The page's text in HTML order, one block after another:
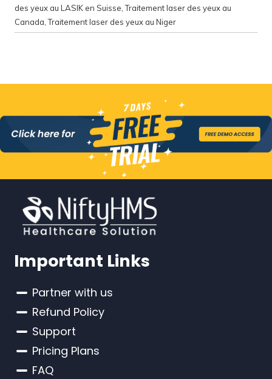
des yeux au LASIK en Suisse ,Traitement laser des yeux au
Canada ,Traitement laser des yeux au Niger
Important Links
Partner with us
Refund Policy
Support
Pricing Plans
FAQ